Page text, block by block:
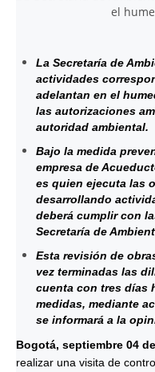
La Secretaría de
actividades
adelantan en el
las autorizaciones
autoridad ambiental.
Bajo la medida
empresa de
es quien ejecuta las
desarrollando
deberá cumplir con
Secretaría de
Esta revisión de
vez terminadas las
cuenta con tres días
medidas, mediante
se informará a la
Bogotá, septiembre 04
realizar una visita de